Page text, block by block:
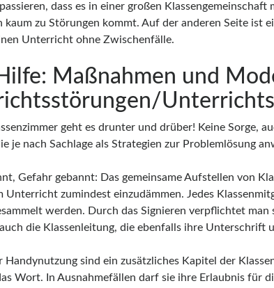
dass es in einer großen
kaum zu Störungen kommt. Auf der anderen Seite ist
Unterricht ohne Zwischenfälle.
Maßnahmen und
geht es drunter und drüber! Keine Sorge,
je nach Sachlage als Strategien zur Problemlösung
Gefahr gebannt: Das gemeinsame Aufstellen von
Unterricht zumindest einzudämmen. Jedes
werden. Durch das Signieren verpflichtet man
die Klassenleitung, die ebenfalls ihre Unterschrift
Handynutzung sind ein zusätzliches Kapitel der
Wort. In Ausnahmefällen darf sie ihre Erlaubnis für